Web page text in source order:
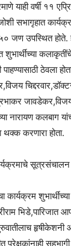
याही वर्षी ११
सभागृहात
जण उपस्थित होते.
शुभार्थींच्या
ठेवला
जावडेकर,विजय
नारायण कलबाग
करणारा होता.
सूत्रसंचालन
कार्यक्रम
भिडे,पारिजात
हृषीकेशनी
प्रेक्षकांनाही